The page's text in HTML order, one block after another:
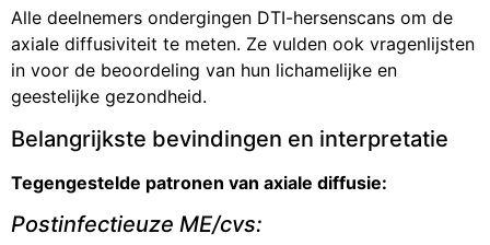
Alle deelnemers ondergingen DTI-hersenscans om de
axiale diffusiviteit te meten. Ze vulden ook vragenlijsten
in voor de beoordeling van hun lichamelijke en
geestelijke gezondheid.
Belangrijkste bevindingen en interpretatie
Tegengestelde patronen van axiale diffusie:
Postinfectieuze ME/cvs: